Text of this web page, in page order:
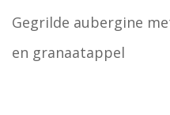
Gegrilde aubergine
en granaatappel